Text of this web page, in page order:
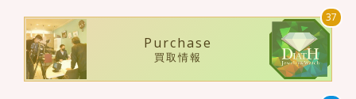
Purchase
買取情報
37